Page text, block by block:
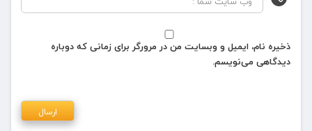
ذخیره نام، ایمیل و وبسایت من در مرورگر برای زمانی که دوباره
دیدگاهی می‌نویسم.